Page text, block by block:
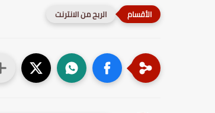
الربح من الانترنت